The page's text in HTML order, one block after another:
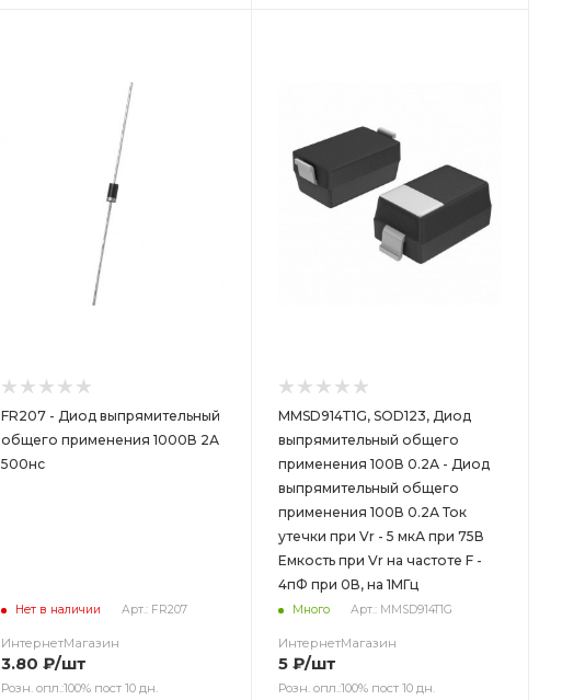
FR207 - Диод выпрямительный
общего применения 1000В 2А
500нс
Нет в наличии Арт.: FR207
ИнтернетМагазин
3.80 ₽/шт
Розн. опл.:100% пост 10 дн.
MMSD914T1G, SOD123, Диод
выпрямительный общего
применения 100В 0.2А - Диод
выпрямительный общего
применения 100В 0.2А Ток
утечки при Vr - 5 мкА при 75В
Емкость при Vr на частоте F -
4пФ при 0В, на 1МГц
Много Арт.: MMSD914T1G
ИнтернетМагазин
5 ₽/шт
Розн. опл.:100% пост 10 дн.